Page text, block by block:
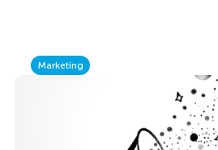
Marketing